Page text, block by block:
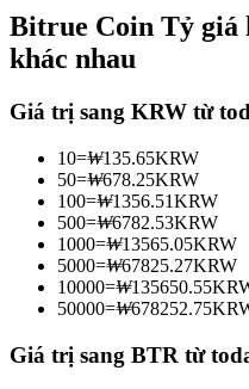
Trở thành Nhà giao dịch
Tận hưởng chia sẻ lợi
Bitrue Coin Tỷ giá
khác nhau
Giá trị sang KRW từ
10=₩135.65KRW
50=₩678.25KRW
100=₩1356.51KRW
500=₩6782.53KRW
1000=₩13565.05KRW
5000=₩67825.27KRW
10000=₩135650.55
50000=₩678252.75
Giá trị sang BTR từ